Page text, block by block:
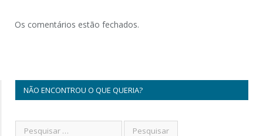
Os comentários estão fechados.
NÃO ENCONTROU O QUE QUERIA?